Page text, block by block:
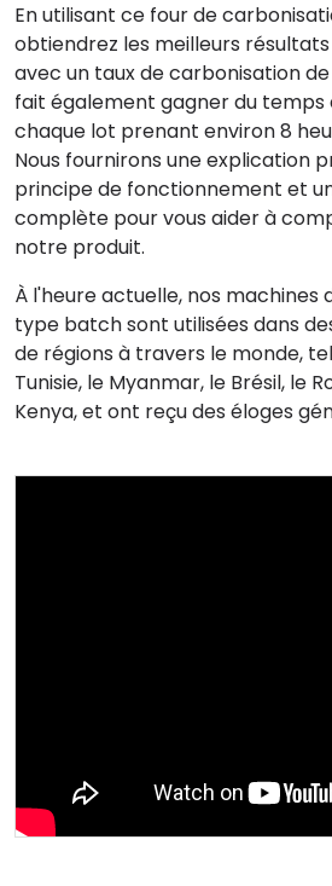
En utilisant ce four de
obtiendrez les meilleurs
avec un taux de carbonisation de
fait également gagner du temps
chaque lot prenant environ 8
Nous fournirons une explication
principe de fonctionnement et
complète pour vous aider à
notre produit.
À l'heure actuelle, nos machines
type batch sont utilisées dans
de régions à travers le monde,
Tunisie, le Myanmar, le Brésil, le
Kenya, et ont reçu des éloges